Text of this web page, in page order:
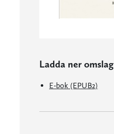
Ladda ner omslag
E-bok (EPUB2)